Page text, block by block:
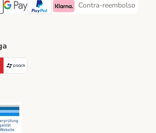
Method
Payment Method
Google Pay Payment Method
PayPal Payment Method
Klarna Payment Method
Contra-reembolso
Contra-reembolso
Method
Shipping Method
CTTExpress Shipping Method
paack Shipping Method